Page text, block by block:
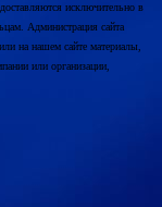
исключительно в
Администрация сайта
на нашем сайте материалы,
или организации,